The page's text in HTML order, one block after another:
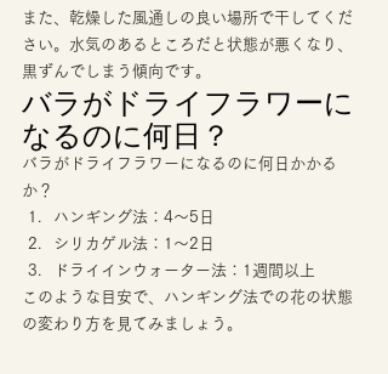
また、乾燥した風通しの良い場所で干してくだ
さい。水気のあるところだと状態が悪くなり、
黒ずんでしまう傾向です。
バラがドライフラワーに
なるのに何日？
バラがドライフラワーになるのに何日かかる
か？
ハンギング法：4～5日
シリカゲル法：1～2日
ドライインウォーター法：1週間以上
このような目安で、ハンギング法での花の状態
の変わり方を見てみましょう。